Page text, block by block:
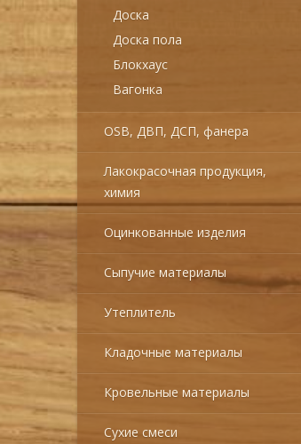
Доска
Доска пола
Блокхаус
Вагонка
OSB, ДВП, ДСП, фанера
Лакокрасочная продукция,
химия
Оцинкованные изделия
Сыпучие материалы
Утеплитель
Кладочные материалы
Кровельные материалы
Сухие смеси